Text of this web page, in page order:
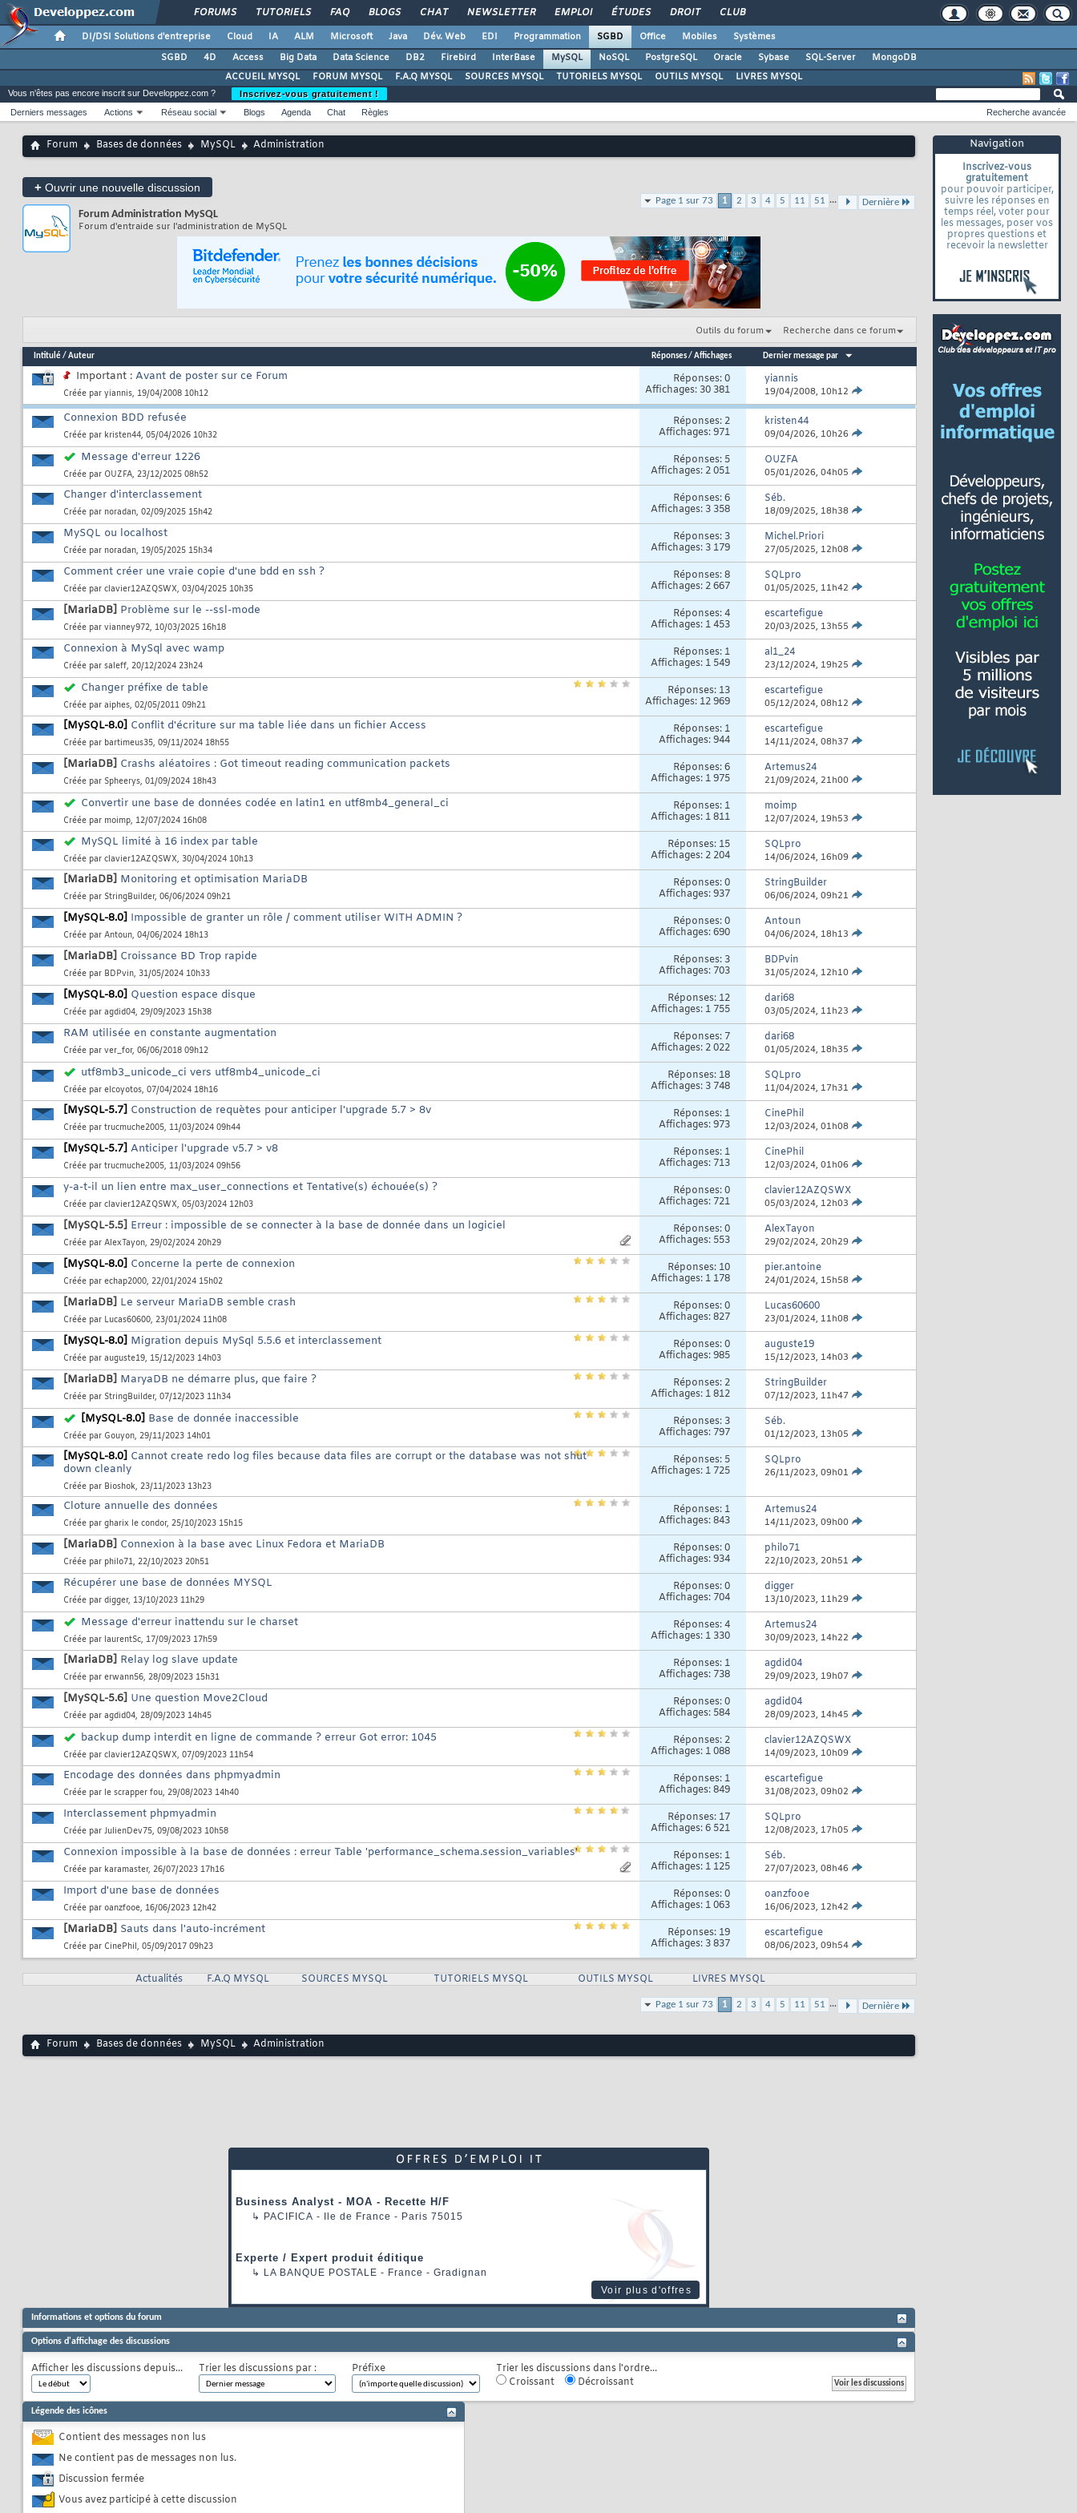
FORUMS TUTORIELS FAQ BLOGS CHAT NEWSLETTER EMPLOI ÉTUDES DROIT CLUB
DI/DSI Solutions d'entreprise Cloud IA ALM Microsoft Java Dév. Web EDI Programmation SGBD Office Mobiles
Systèmes
SGBD
4D Access Big Data Data Science DB2 Firebird InterBase MySQL NoSQL PostgreSQL Oracle Sybase SQL-Server
MongoDB
ACCUEIL MYSQL
FORUM MYSQL F.A.Q MYSQL SOURCES MYSQL TUTORIELS MYSQL OUTILS MYSQL LIVRES MYSQL
Vous n'êtes pas encore inscrit sur Developpez.com ?
Inscrivez-vous gratuitement !
Derniers messages
Actions Réseau social Blogs Agenda Chat Règles Recherche avancée
Forum Bases de données MySQL Administration Navigation
Inscrivez-vous
gratuitement
pour pouvoir participer,
suivre les réponses en
temps réel, voter pour
les messages, poser vos
propres questions et
recevoir la newsletter
+ Ouvrir une nouvelle discussion
Page 1 sur 73 1 2 3 4 5 11 51 ... Dernière
Forum Administration MySQL
Forum d'entraide sur l'administration de MySQL
Outils du forum Recherche dans ce forum
Intitulé/ Auteur Réponses/ Affichages Dernier message par
Important : Avant de poster sur ce Forum
Créée par yiannis, 19/04/2008 10h12
Réponses:0
Affichages: 30 381
yiannis
19/04/2008, 10h12
Connexion BDD refusée
Créée par kristen44, 05/04/2026 10h32
Réponses: 2
Affichages: 971
kristen44
09/04/2026, 10h26
Message d'erreur 1226
Créée par OUZFA, 23/12/2025 08h52
Réponses: 5
Affichages: 2 051
OUZFA
05/01/2026, 04h05
Changer d'interclassement
Créée par noradan, 02/09/2025 15h42
Réponses:6
Affichages: 3 358
Séb.
18/09/2025, 18h38
MySQL ou localhost
Créée par noradan, 19/05/2025 15h34
Réponses: 3
Affichages: 3 179
Michel.Priori
27/05/2025, 12h08
Comment créer une vraie copie d'une bdd en ssh ?
Créée par clavier12AZQSWX, 03/04/2025 10h35
Réponses:8
Affichages: 2 667
SQLpro
01/05/2025, 11h42
[MariaDB] Problème sur le --ssl-mode
Créée par vianney972, 10/03/2025 16h18
Réponses:4
Affichages: 1 453
escartefigue
20/03/2025, 13h55
Connexion à MySql avec wamp
Créée par saleff, 20/12/2024 23h24
Réponses: 1
Affichages: 1 549
al1_24
23/12/2024, 19h25
Changer préfixe de table
Créée par aiphes, 02/05/2011 09h21
Réponses: 13
Affichages: 12 969
escartefigue
05/12/2024, 08h12
[MySQL-8.0] Conflit d'écriture sur ma table liée dans un fichier Access
Créée par bartimeus35, 09/11/2024 18h55
Réponses: 1
Affichages: 944
escartefigue
14/11/2024, 08h37
[MariaDB] Crashs aléatoires : Got timeout reading communication packets
Créée par Spheerys, 01/09/2024 18h43
Réponses:6
Affichages: 1 975
Artemus24
21/09/2024, 21h00
Convertir une base de données codée en latin1 en utf8mb4_general_ci
Créée par moimp, 12/07/2024 16h08
Réponses: 1
Affichages: 1 811
moimp
12/07/2024, 19h53
MySQL limité à 16 index par table
Créée par clavier12AZQSWX, 30/04/2024 10h13
Réponses: 15
Affichages: 2 204
SQLpro
14/06/2024, 16h09
[MariaDB] Monitoring et optimisation MariaDB
Créée par StringBuilder, 06/06/2024 09h21
Réponses:0
Affichages: 937
StringBuilder
06/06/2024, 09h21
[MySQL-8.0] Impossible de granter un rôle / comment utiliser WITH ADMIN ?
Créée par Antoun, 04/06/2024 18h13
Réponses:0
Affichages: 690
Antoun
04/06/2024, 18h13
[MariaDB] Croissance BD Trop rapide
Créée par BDPvin, 31/05/2024 10h33
Réponses: 3
Affichages: 703
BDPvin
31/05/2024, 12h10
[MySQL-8.0] Question espace disque
Créée par agdid04, 29/09/2023 15h38
Réponses: 12
Affichages: 1 755
dari68
03/05/2024, 11h23
RAM utilisée en constante augmentation
Créée par ver_for, 06/06/2018 09h12
Réponses: 7
Affichages: 2 022
dari68
01/05/2024, 18h35
utf8mb3_unicode_ci vers utf8mb4_unicode_ci
Créée par elcoyotos, 07/04/2024 18h16
Réponses: 18
Affichages: 3 748
SQLpro
11/04/2024, 17h31
[MySQL-5.7] Construction de requètes pour anticiper l'upgrade 5.7 > 8v
Créée par trucmuche2005, 11/03/2024 09h44
Réponses: 1
Affichages: 973
CinePhil
12/03/2024, 01h08
[MySQL-5.7] Anticiper l'upgrade v5.7 > v8
Créée par trucmuche2005, 11/03/2024 09h56
Réponses: 1
Affichages: 713
CinePhil
12/03/2024, 01h06
y-a-t-il un lien entre max_user_connections et Tentative(s) échouée(s) ?
Créée par clavier12AZQSWX, 05/03/2024 12h03
Réponses:0
Affichages: 721
clavier12AZQSWX
05/03/2024, 12h03
[MySQL-5.5] Erreur : impossible de se connecter à la base de donnée dans un logiciel
Créée par AlexTayon, 29/02/2024 20h29
Réponses:0
Affichages: 553
AlexTayon
29/02/2024, 20h29
[MySQL-8.0] Concerne la perte de connexion
Créée par echap2000, 22/01/2024 15h02
Réponses: 10
Affichages: 1 178
pier.antoine
24/01/2024, 15h58
[MariaDB] Le serveur MariaDB semble crash
Créée par Lucas60600, 23/01/2024 11h08
Réponses:0
Affichages: 827
Lucas60600
23/01/2024, 11h08
[MySQL-8.0] Migration depuis MySql 5.5.6 et interclassement
Créée par auguste19, 15/12/2023 14h03
Réponses:0
Affichages: 985
auguste19
15/12/2023, 14h03
[MariaDB] MaryaDB ne démarre plus, que faire ?
Créée par StringBuilder, 07/12/2023 11h34
Réponses: 2
Affichages: 1 812
StringBuilder
07/12/2023, 11h47
[MySQL-8.0] Base de donnée inaccessible
Créée par Gouyon, 29/11/2023 14h01
Réponses: 3
Affichages: 797
Séb.
01/12/2023, 13h05
[MySQL-8.0] Cannot create redo log files because data files are corrupt or the database was not shut
down cleanly
Créée par Bioshok, 23/11/2023 13h23
Réponses: 5
Affichages: 1 725
SQLpro
26/11/2023, 09h01
Cloture annuelle des données
Créée par gharix le condor, 25/10/2023 15h15
Réponses: 1
Affichages: 843
Artemus24
14/11/2023, 09h00
[MariaDB] Connexion à la base avec Linux Fedora et MariaDB
Créée par philo71, 22/10/2023 20h51
Réponses:0
Affichages: 934
philo71
22/10/2023, 20h51
Récupérer une base de données MYSQL
Créée par digger, 13/10/2023 11h29
Réponses:0
Affichages: 704
digger
13/10/2023, 11h29
Message d'erreur inattendu sur le charset
Créée par laurentSc, 17/09/2023 17h59
Réponses:4
Affichages: 1 330
Artemus24
30/09/2023, 14h22
[MariaDB] Relay log slave update
Créée par erwann56, 28/09/2023 15h31
Réponses: 1
Affichages: 738
agdid04
29/09/2023, 19h07
[MySQL-5.6] Une question Move2Cloud
Créée par agdid04, 28/09/2023 14h45
Réponses:0
Affichages: 584
agdid04
28/09/2023, 14h45
backup dump interdit en ligne de commande ? erreur Got error: 1045
Créée par clavier12AZQSWX, 07/09/2023 11h54
Réponses: 2
Affichages: 1 088
clavier12AZQSWX
14/09/2023, 10h09
Encodage des données dans phpmyadmin
Créée par le scrapper fou, 29/08/2023 14h40
Réponses: 1
Affichages: 849
escartefigue
31/08/2023, 09h02
Interclassement phpmyadmin
Créée par JulienDev75, 09/08/2023 10h58
Réponses: 17
Affichages: 6 521
SQLpro
12/08/2023, 17h05
Connexion impossible à la base de données : erreur Table 'performance_schema.session_variables'
Créée par karamaster, 26/07/2023 17h16
Réponses: 1
Affichages: 1 125
Séb.
27/07/2023, 08h46
Import d'une base de données
Créée par oanzfooe, 16/06/2023 12h42
Réponses:0
Affichages: 1 063
oanzfooe
16/06/2023, 12h42
[MariaDB] Sauts dans l'auto-incrément
Créée par CinePhil, 05/09/2017 09h23
Réponses: 19
Affichages: 3 837
escartefigue
08/06/2023, 09h54
Actualités F.A.Q MYSQL SOURCES MYSQL TUTORIELS MYSQL OUTILS MYSQL LIVRES MYSQL
Page 1 sur 73 1 2 3 4 5 11 51 ... Dernière
Forum Bases de données MySQL Administration
Business Analyst - MOA - Recette H/F
↳ PACIFICA - Ile de France - Paris 75015
Experte / Expert produit éditique
↳ LA BANQUE POSTALE - France - Gradignan
Voir plus d'offres
Informations et options du forum
Options d'affichage des discussions
Afficher les discussions depuis... Trier les discussions par : Préfixe
Trier les discussions dans l'ordre...
Croissant
Décroissant
Légende des icônes
Contient des messages non lus
Ne contient pas de messages non lus.
Discussion fermée
Vous avez participé à cette discussion